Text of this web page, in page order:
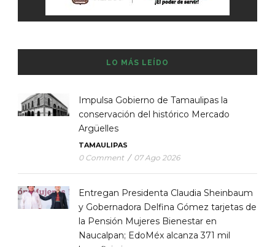
LO MÁS LEÍDO
Impulsa Gobierno de Tamaulipas la
conservación del histórico Mercado
Argüelles
TAMAULIPAS
0 Comment / 07 Ago 2026
Entregan Presidenta Claudia Sheinbaum
y Gobernadora Delfina Gómez tarjetas de
la Pensión Mujeres Bienestar en
Naucalpan; EdoMéx alcanza 371 mil